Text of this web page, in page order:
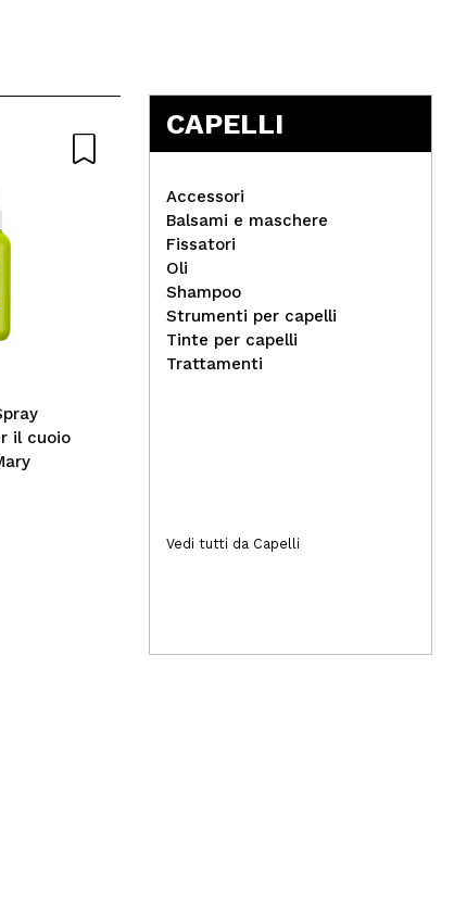
il cuoio
Technic Cosmetics -
Smalto per unghie matte -
Belle
(3)
CAPELLI
Accessori
Balsami e maschere
Fissatori
Oli
Shampoo
Strumenti per capelli
Tinte per capelli
Trattamenti
Vedi tutti da Capelli